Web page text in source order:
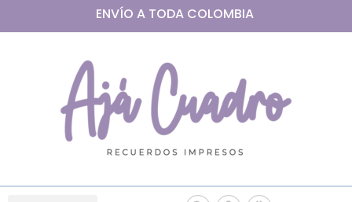
ENVÍO A TODA COLOMBIA